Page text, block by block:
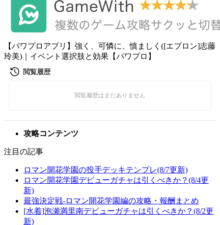
【パワプロアプリ】強く、可憐に、慎ましく([エプロン]志藤
玲美)｜イベント選択肢と効果【パワプロ】
攻略コンテンツ
注目の記事
ロマン開花学園の投手デッキテンプレ(8/7更新)
ロマン開花学園デビューガチャは引くべきか？(8/4更
新)
最強決定戦-ロマン開花学園編の攻略・報酬まとめ
[水着]泡瀬満里南デビューガチャは引くべきか？(8/2更
新)